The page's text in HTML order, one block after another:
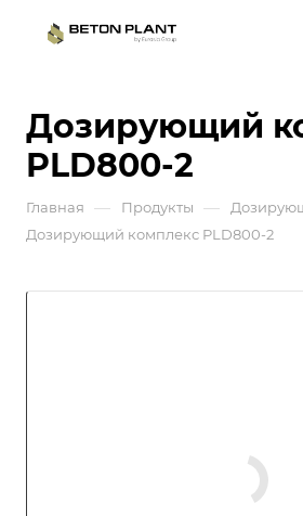
Дозирующий
PLD800-2
Главная — Продукты —
Дозирующий комплекс PLD800-2